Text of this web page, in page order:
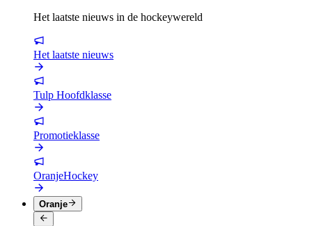
Het laatste nieuws in de hockeywereld
Het laatste nieuws
Tulp Hoofdklasse
Promotieklasse
OranjeHockey
Oranje